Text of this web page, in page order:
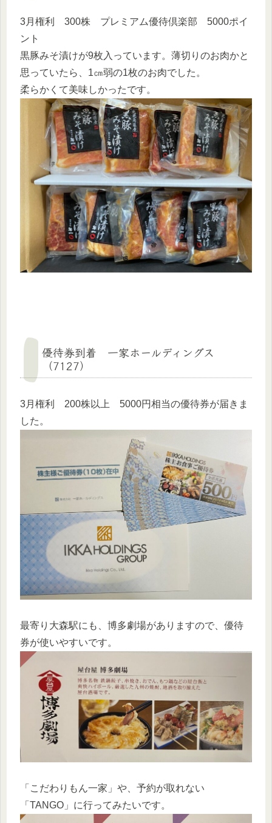
3月権利 300株 プレミアム優待倶楽部 5000ポイ
ント
黒豚みそ漬けが9枚入っています。薄切りのお肉かと
思っていたら、1㎝弱の1枚のお肉でした。
柔らかくて美味しかったです。
優待券到着 一家ホールディングス
（7127）
3月権利 200株以上 5000円相当の優待券が届きま
した。
最寄り大森駅にも、博多劇場がありますので、優待
券が使いやすいです。
「こだわりもん一家」や、予約が取れない
「TANGO」に行ってみたいです。